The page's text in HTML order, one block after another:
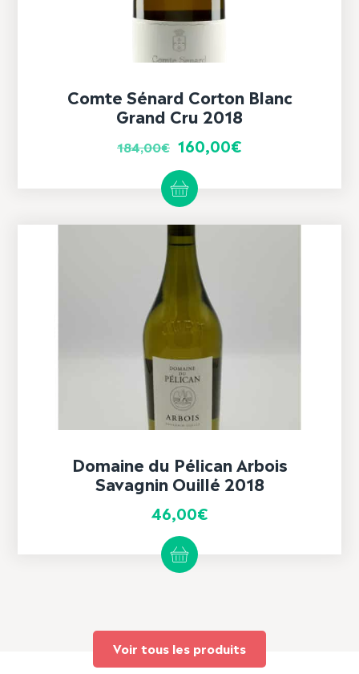
Comte Sénard Corton Blanc
Grand Cru 2018
184,00€ Le
initial
était :
184,00€.
160,00€
160,00€.
Domaine du Pélican Arbois
Savagnin Ouillé 2018
46,00€
Voir tous les produits